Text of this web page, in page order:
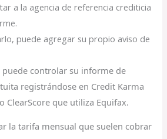
a la agencia de referencia crediticia
puede agregar su propio aviso de
puede controlar su informe de
registrándose en Credit Karma
ClearScore que utiliza Equifax.
la tarifa mensual que suelen cobrar